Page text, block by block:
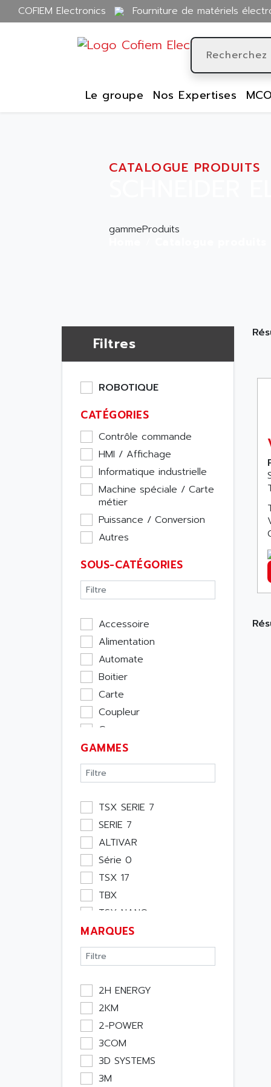
COFIEM Electronics Fourniture de matériels
Le groupe Nos Expertises
CATALOGUE PRODUITS
gammeProduits
Filtres
ROBOTIQUE
CATÉGORIES
Contrôle commande
HMI / Affichage
Informatique industrielle
Machine spéciale / Carte
métier
Puissance / Conversion
Autres
SOUS-CATÉGORIES
Accessoire
Alimentation
Automate
Boitier
Carte
Coupleur
Cpu
Ecran
Entrée / Sortie
Memoire
Module Métier
Moteur
Pupitre Opérateur
Rack
Etude
Software
Variateur
Actif
Consommable
Energie
Optoélectronique
Passif
Bureau
Emballage
Informatique
GAMMES
TSX SERIE 7
SERIE 7
ALTIVAR
Série 0
TSX 17
TBX
TSX NANO
TSX PREMIUM
ASI
APRIL 5000
XUD
TSX MICRO
MAGELIS
TCCX
CCX17
TELEFAST
MARQUES
2H ENERGY
2KM
2-POWER
3COM
3D SYSTEMS
3M